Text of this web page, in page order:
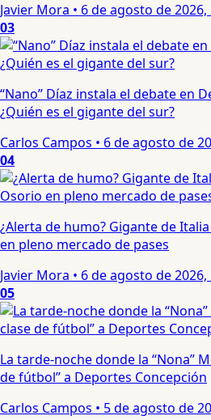
Javier Mora • 6 de agosto de 2026,
03
“Nano” Díaz instala el debate en
¿Quién es el gigante del sur?
Carlos Campos • 6 de agosto de
04
¿Alerta de humo? Gigante de
en pleno mercado de pases
Javier Mora • 6 de agosto de 2026,
05
La tarde-noche donde la “Nona”
de fútbol” a Deportes Concepción
Carlos Campos • 5 de agosto de